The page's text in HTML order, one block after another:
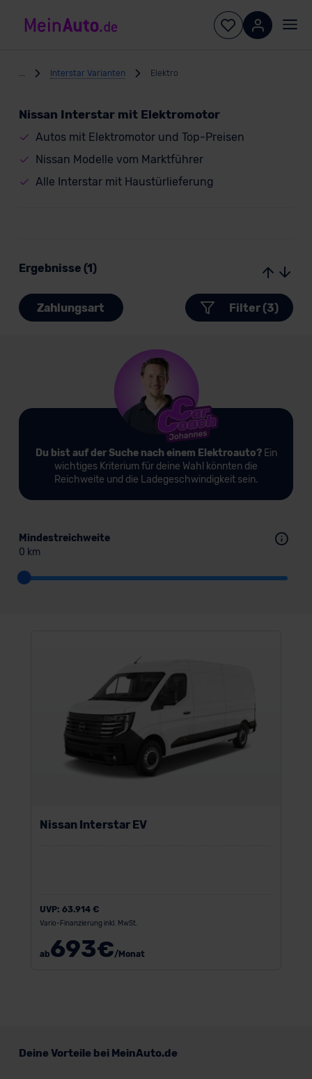
Interstar Varianten Elektro
Nissan Interstar mit Elektromotor
Autos mit Elektromotor und Top-Preisen
Nissan Modelle vom Marktführer
Alle Interstar mit Haustürlieferung
Ergebnisse (1)
Zahlungsart Filter (3)
Mindestreichweite
0 km
Du bist auf der Suche nach einem Elektroauto?Ein
wichtiges Kriterium für deine Wahl könnten die
Reichweite und die Ladegeschwindigkeit sein.
Nissan Interstar EV
UVP: 63.914 €
Vario-Finanzierung inkl. MwSt.
ab693€/Monat
Deine Vorteile bei MeinAuto.de